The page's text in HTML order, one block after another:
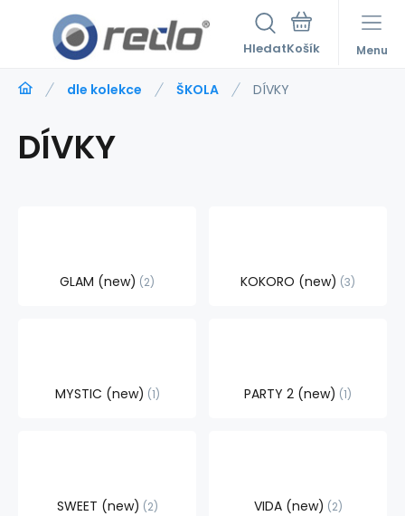
Hledat Menu
dle kolekce ŠKOLA DÍVKY
DÍVKY
GLAM (new) 2 KOKORO (new) 3
MYSTIC (new) 1 PARTY 2 (new) 1
SWEET (new) 2 VIDA (new) 2